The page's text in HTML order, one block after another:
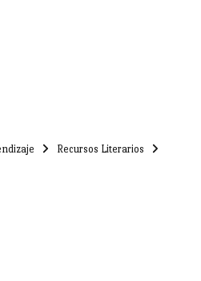
Recursos Literarios